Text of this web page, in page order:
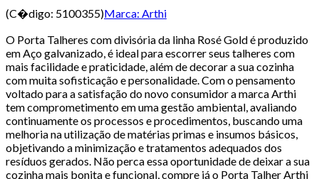
(C�digo: 5100355)Marca: Arthi
O Porta Talheres com divisória da linha Rosé Gold é produzido
em Aço galvanizado, é ideal para escorrer seus talheres com
mais facilidade e praticidade, além de decorar a sua cozinha
com muita sofisticação e personalidade. Com o pensamento
voltado para a satisfação do novo consumidor a marca Arthi
tem comprometimento em uma gestão ambiental, avaliando
continuamente os processos e procedimentos, buscando uma
melhoria na utilização de matérias primas e insumos básicos,
objetivando a minimização e tratamentos adequados dos
resíduos gerados. Não perca essa oportunidade de deixar a sua
cozinha mais bonita e funcional, compre já o Porta Talher Arthi